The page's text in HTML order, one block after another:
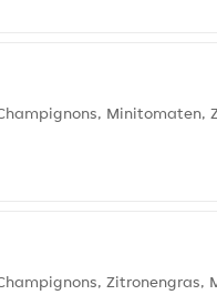
Minitomaten,